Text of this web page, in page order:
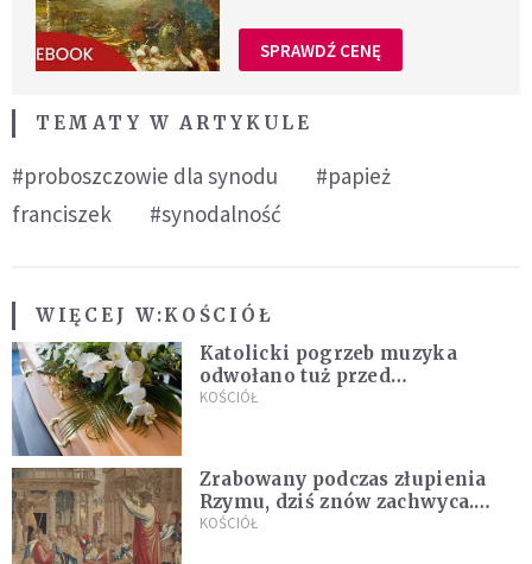
SPRAWDŹ CENĘ
TEMATY W ARTYKULE
#proboszczowie dla synodu
#papież
franciszek
#synodalność
WIĘCEJ W:KOŚCIÓŁ
Katolicki pogrzeb muzyka
odwołano tuż przed
uroczystością. Powodem była
KOŚCIÓŁ
Zrabowany podczas złupienia
Rzymu, dziś znów zachwyca.
Wyjątkowy arras w Castel
KOŚCIÓŁ